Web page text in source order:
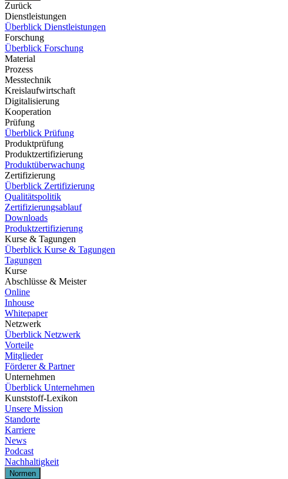
Zurück
Dienstleistungen
Überblick Dienstleistungen
Forschung
Überblick Forschung
Material
Prozess
Messtechnik
Kreislaufwirtschaft
Digitalisierung
Kooperation
Prüfung
Überblick Prüfung
Produktprüfung
Produktzertifizierung
Produktüberwachung
Zertifizierung
Überblick Zertifizierung
Qualitätspolitik
Zertifizierungsablauf
Downloads
Produktzertifizierung
Kurse & Tagungen
Überblick Kurse & Tagungen
Tagungen
Kurse
Abschlüsse & Meister
Online
Inhouse
Whitepaper
Netzwerk
Überblick Netzwerk
Vorteile
Mitglieder
Förderer & Partner
Unternehmen
Überblick Unternehmen
Kunststoff-Lexikon
Unsere Mission
Standorte
Karriere
News
Podcast
Nachhaltigkeit
Normen